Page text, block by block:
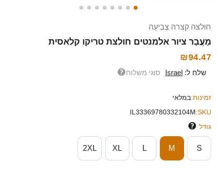
חולצה קצרה צְבִיעָה
מַעֲבָר ציור אלמנטים חולצת טריקו קלאסית
₪94.47
שלח ל: Israel סוגי משלוח
זמינות:במלאי
SKU:
IL33369780332104M
גודל
S
M
L
XL
2XL